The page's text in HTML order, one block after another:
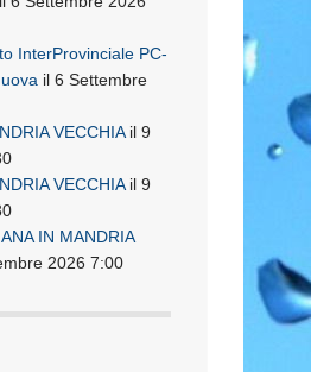
InterProvinciale PC-
il 6 Settembre
VECCHIAil 9
VECCHIAil 9
IN MANDRIA
2026 7:00